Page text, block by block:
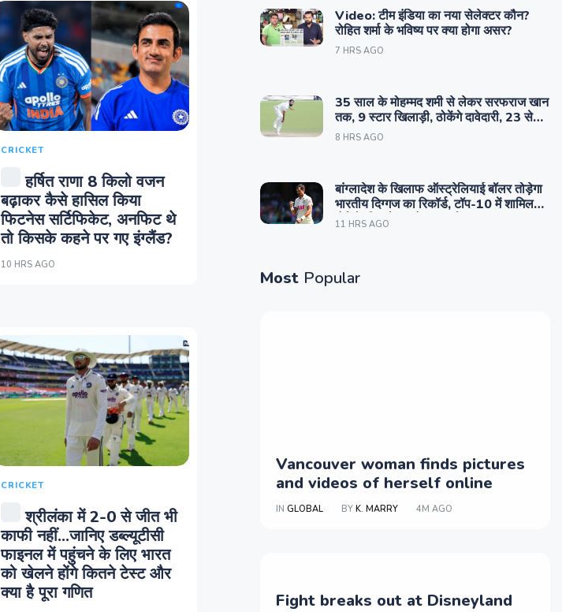
CRICKET
हर्षित राणा 8 किलो वजन
बढ़ाकर कैसे हासिल किया
फिटनेस सर्टिफिकेट, अनफिट थे
तो किसके कहने पर गए इंग्लैंड?
10 HRS AGO
CRICKET
श्रीलंका में 2-0 से जीत भी
काफी नहीं...जानिए डब्ल्यूटीसी
फाइनल में पहुंचने के लिए भारत
को खेलने होंगे कितने टेस्ट और
क्या है पूरा गणित
Video: टीम इंडिया का नया सेलेक्टर कौन?
रोहित शर्मा के भविष्य पर क्या होगा असर?
7 HRS AGO
35 साल के मोहम्मद शमी से लेकर सरफराज खान
तक, 9 स्टार खिलाड़ी, ठोकेंगे दावेदारी, 23 से
मुकाबला
8 HRS AGO
बांग्लादेश के खिलाफ ऑस्ट्रेलियाई बॉलर तोड़ेगा
भारतीय दिग्गज का रिकॉर्ड, टॉप-10 में शामिल
होने के लिए बेताब है कंगारू गेंदबाज
11 HRS AGO
Most Popular
Vancouver woman finds pictures
and videos of herself online
IN GLOBAL BY K. MARRY 4M AGO
Fight breaks out at Disneyland